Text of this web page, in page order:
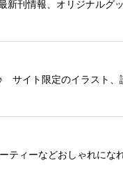
新刊情報、オリジナルグッ
サイト限定のイラスト、
ティーなどおしゃれにな